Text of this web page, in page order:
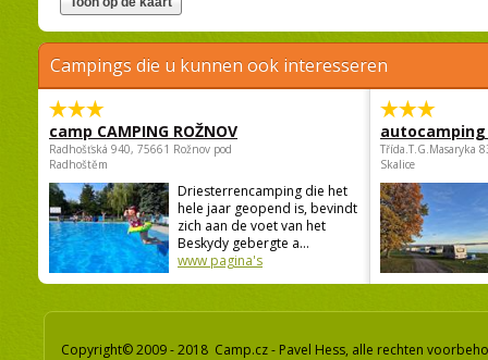
Campings die u kunnen ook interesseren
camp CAMPING ROŽNOV
Radhošťská 940, 75661 Rožnov pod
Radhoštěm
Driesterrencamping die het
hele jaar geopend is, bevindt
zich aan de voet van het
Beskydy gebergte a...
www pagina's
autocamping
Třída.T.G.Masaryka
Skalice
Copyright© 2009 - 2018 Camp.cz - Pavel Hess, alle rechten